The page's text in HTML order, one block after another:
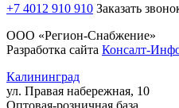
+7 4012 910 910 Заказать
ООО «Регион-Снабжение»
Разработка сайта Консалт-
Калининград
ул. Правая набережная, 10
Оптовая-розничная база